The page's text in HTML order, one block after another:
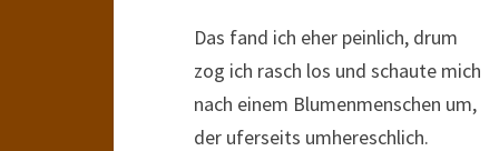
Das fand ich eher peinlich, drum
zog ich rasch los und schaute mich
nach einem Blumenmenschen um,
der uferseits umhereschlich.